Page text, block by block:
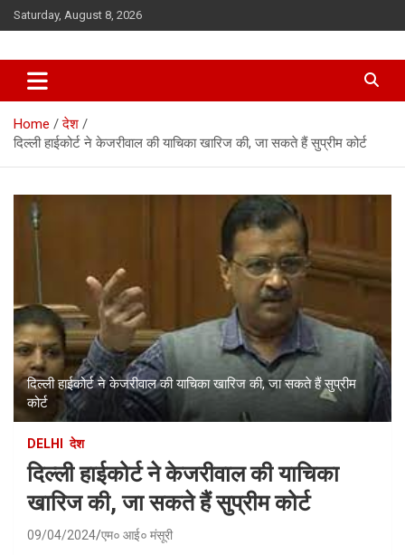
Skip
to
Saturday, August 8, 2026
Home
देश
दिल्ली हाईकोर्ट ने केजरीवाल की याचिका खारिज की, जा सकते हैं सुप्रीम कोर्ट
दिल्ली हाईकोर्ट ने केजरीवाल की याचिका खारिज की, जा सकते हैं सुप्रीम
कोर्ट
DELHI देश
दिल्ली हाईकोर्ट ने केजरीवाल की याचिका
खारिज की, जा सकते हैं सुप्रीम कोर्ट
09/04/2024 एम० आई० मंसूरी